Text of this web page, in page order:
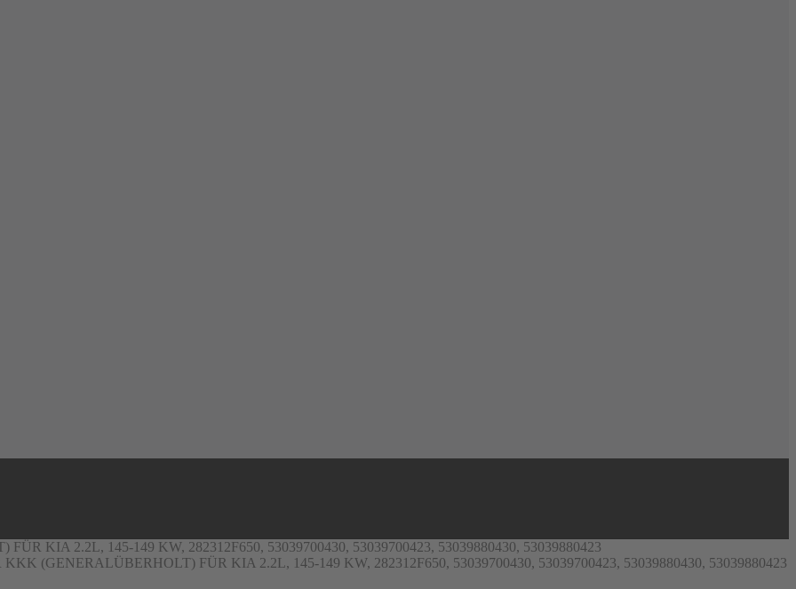
KIA 2.2L, 145-149 KW, 282312F650, 53039700430, 53039700423, 53039880430, 53039880423
(GENERALÜBERHOLT) FÜR KIA 2.2L, 145-149 KW, 282312F650, 53039700430, 53039700423, 53039880430, 53039880423